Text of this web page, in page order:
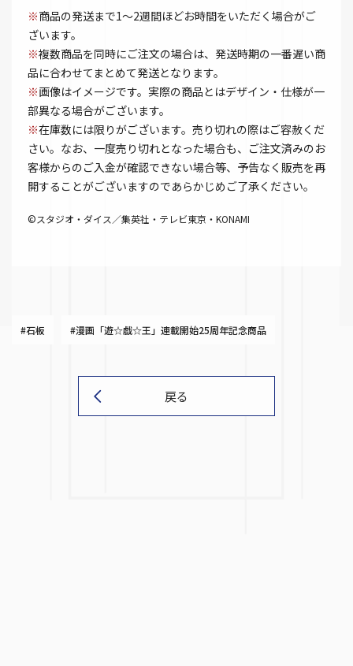
※商品の発送まで1～2週間ほどお時間をいただく場合がご
ざいます。
※複数商品を同時にご注文の場合は、発送時期の一番遅い商
品に合わせてまとめて発送となります。
※画像はイメージです。実際の商品とはデザイン・仕様が一
部異なる場合がございます。
※在庫数には限りがございます。売り切れの際はご容赦くだ
さい。なお、一度売り切れとなった場合も、ご注文済みのお
客様からのご入金が確認できない場合等、予告なく販売を再
開することがございますのであらかじめご了承ください。
©スタジオ・ダイス／集英社・テレビ東京・KONAMI
#石板 #漫画「遊☆戯☆王」連載開始25周年記念商品
戻る